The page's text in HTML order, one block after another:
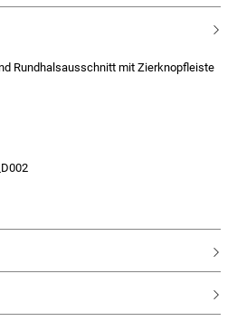
Rundhalsausschnitt mit Zierknopfleiste